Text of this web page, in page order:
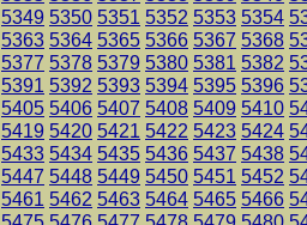
5349 5350 5351 5352 5353 5354
5363 5364 5365 5366 5367 5368
5377 5378 5379 5380 5381 5382
5391 5392 5393 5394 5395 5396
5405 5406 5407 5408 5409 5410
5419 5420 5421 5422 5423 5424
5433 5434 5435 5436 5437 5438
5447 5448 5449 5450 5451 5452
5461 5462 5463 5464 5465 5466